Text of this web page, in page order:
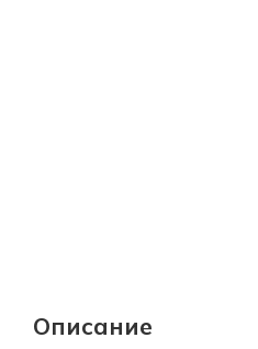
Описание